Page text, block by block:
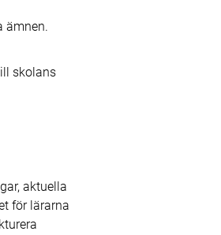
ämnen.
skolans
aktuella
för lärarna